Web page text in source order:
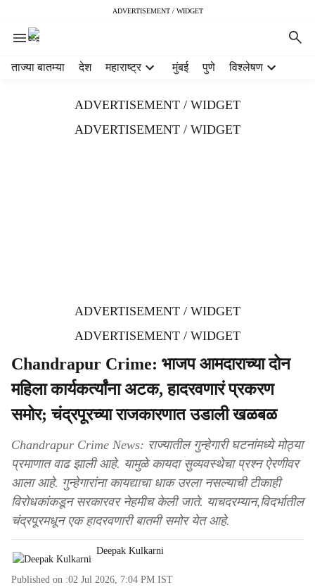
ADVERTISEMENT / WIDGET
ताज्या बातम्या देश महाराष्ट्र मुंबई पुणे विश्लेषण
ADVERTISEMENT / WIDGET
ADVERTISEMENT / WIDGET
ADVERTISEMENT / WIDGET
ADVERTISEMENT / WIDGET
Chandrapur Crime: भाजप आमदाराच्या दोन
महिला कार्यकर्त्यांना अटक, हादरवणारं प्रकरण
समोर; चंद्रपूरच्या राजकारणात उडाली खळबळ
Chandrapur Crime News: राज्यातील गुन्हेगारी घटनांमध्ये मोठ्या
प्रमाणात वाढ झाली आहे. यामुळे कायदा सुव्यवस्थेचा प्रश्न ऐरणीवर
आला आहे. गुन्हेगारांना कायद्याचा धाक उरला नसल्याची टीकाही
विरोधकांकडून सरकारवर नेहमीच केली जाते. याचदरम्यान,विदर्भातील
चंद्रपूरमधून एक हादरवणारी बातमी समोर येत आहे.
Deepak Kulkarni
Published on :02 Jul 2026, 7:04 PM IST